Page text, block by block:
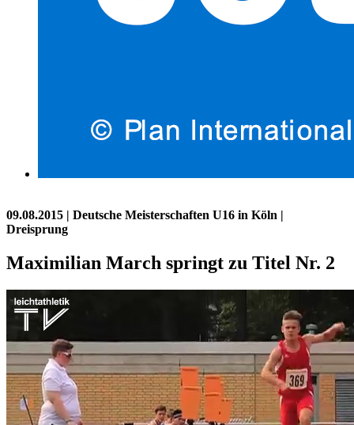
09.08.2015 | Deutsche Meisterschaften U16 in Köln |
Dreisprung
Maximilian March springt zu Titel Nr. 2